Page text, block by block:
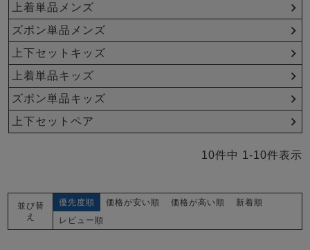
上着単品メンズ
ズボン単品メンズ
上下セットキッズ
上着単品キッズ
ズボン単品キッズ
上下セットペア
10件中 1 -10件表示
並び替
え
優先度順 価格が安い順 価格が高い順
新着順
レビュー順